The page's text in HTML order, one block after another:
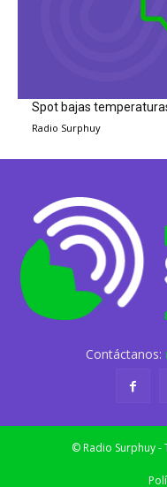
Spot bajas
Radio Surphuy
Contáctanos:
© Radio Surphuy